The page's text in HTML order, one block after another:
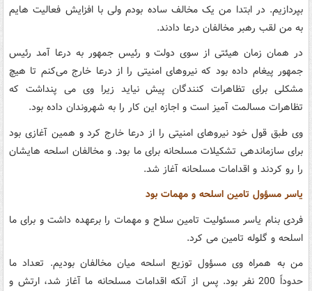
بپردازیم. در ابتدا من یک مخالف ساده بودم ولی با افزایش فعالیت هایم
به من لقب رهبر مخالفان درعا دادند.
در همان زمان هیئتی از سوی دولت و رئیس جمهور به درعا آمد رئیس
جمهور پیغام داده بود که نیروهای امنیتی را از درعا خارج می‌کنم تا هیچ
مشکلی برای تظاهرات کنندگان پیش نیاید زیرا وی می پنداشت که
تظاهرات مسالمت آمیز است و اجازه این کار را به شهروندان داده بود.
وی طبق قول خود نیروهای امنیتی را از درعا خارج کرد و همین آغازی بود
برای سازماندهی تشکیلات مسلحانه برای ما بود. و مخالفان اسلحه هایشان
را رو کردند و اقدامات مسلحانه آغاز شد.
یاسر مسؤول تامین اسلحه و مهمات بود
فردی بنام یاسر مسئولیت تامین سلاح و مهمات را برعهده داشت و برای ما
اسلحه و گلوله تامین می کرد.
من به همراه وی مسؤول توزیع اسلحه میان مخالفان بودیم. تعداد ما
حدوداً 200 نفر بود. پس از آنکه اقدامات مسلحانه ما آغاز شد، ارتش و